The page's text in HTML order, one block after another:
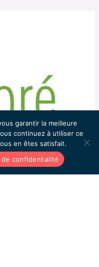
garantir la meilleure
continuez à utiliser ce
en êtes satisfait.
de confidentialité